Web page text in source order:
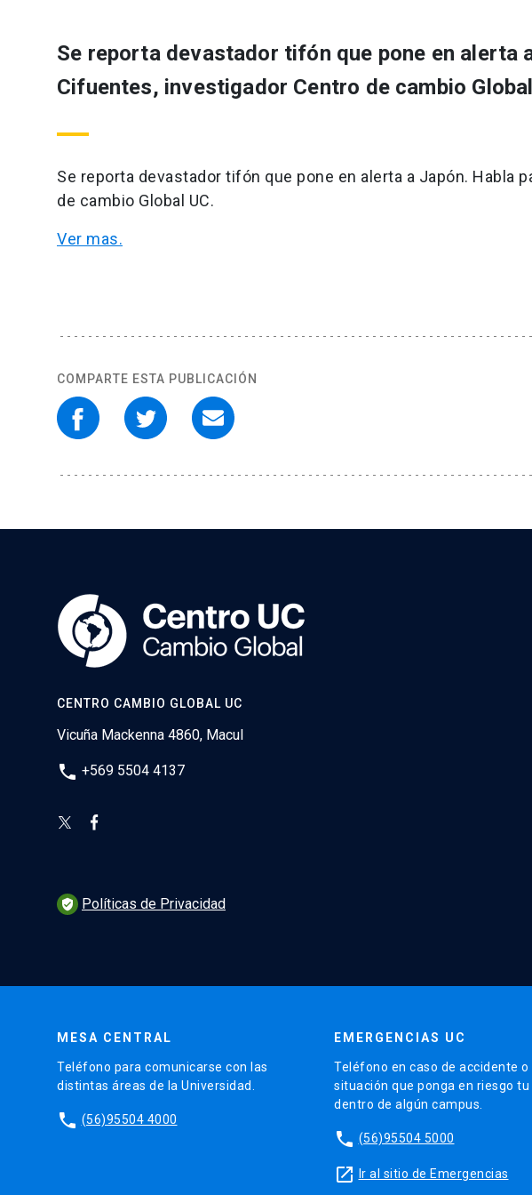
Se reporta devastador tifón que pone en alerta
Cifuentes, investigador Centro de cambio
Se reporta devastador tifón que pone en alerta a Japón. Habla
de cambio Global UC.
Ver mas.
COMPARTE ESTA PUBLICACIÓN
CENTRO CAMBIO GLOBAL UC
Vicuña Mackenna 4860, Macul
phone +569 5504 4137
verified_user Políticas de Privacidad
MESA CENTRAL
Teléfono para comunicarse con las
distintas áreas de la Universidad.
phone (56)95504 4000
EMERGENCIAS UC
Teléfono en caso de accidente o
situación que ponga en riesgo tu
dentro de algún campus.
phone (56)95504 5000
launch Ir al sitio de Emergencias